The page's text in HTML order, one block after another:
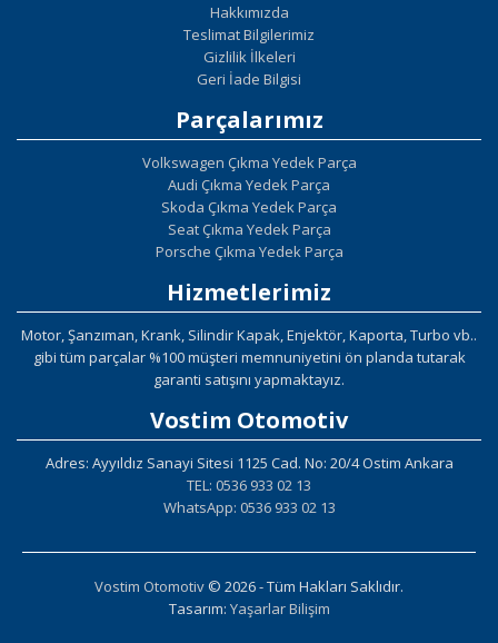
Hakkımızda
Teslimat Bilgilerimiz
Gizlilik İlkeleri
Geri İade Bilgisi
Parçalarımız
Volkswagen Çıkma Yedek Parça
Audi Çıkma Yedek Parça
Skoda Çıkma Yedek Parça
Seat Çıkma Yedek Parça
Porsche Çıkma Yedek Parça
Hizmetlerimiz
Motor, Şanzıman, Krank, Silindir Kapak, Enjektör, Kaporta, Turbo vb..
gibi tüm parçalar %100 müşteri memnuniyetini ön planda tutarak
garanti satışını yapmaktayız.
Vostim Otomotiv
Adres: Ayyıldız Sanayi Sitesi 1125 Cad. No: 20/4 Ostim Ankara
TEL: 0536 933 02 13
WhatsApp: 0536 933 02 13
Vostim Otomotiv © 2026 - Tüm Hakları Saklıdır.
Tasarım: Yaşarlar Bilişim